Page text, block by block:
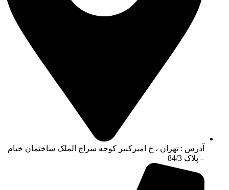
آدرس : تهران ، خ امیرکبیر کوچه سراج الملک ساختمان خیام
– پلاک 84/3